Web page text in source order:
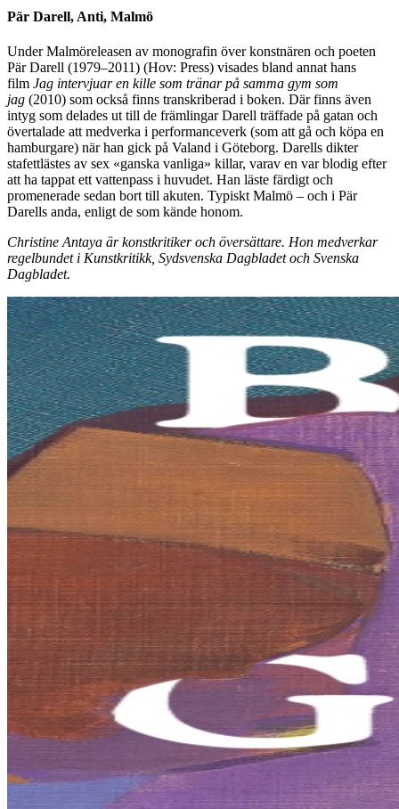
Pär Darell, Anti, Malmö
Under Malmöreleasen av monografin över konstnären och poeten
Pär Darell (1979–2011) (Hov: Press) visades bland annat hans
film Jag intervjuar en kille som tränar på samma gym som
jag (2010) som också finns transkriberad i boken. Där finns även
intyg som delades ut till de främlingar Darell träffade på gatan och
övertalade att medverka i performanceverk (som att gå och köpa en
hamburgare) när han gick på Valand i Göteborg. Darells dikter
stafettlästes av sex «ganska vanliga» killar, varav en var blodig efter
att ha tappat ett vattenpass i huvudet. Han läste färdigt och
promenerade sedan bort till akuten. Typiskt Malmö – och i Pär
Darells anda, enligt de som kände honom.
Christine Antaya är konstkritiker och översättare. Hon medverkar
regelbundet i Kunstkritikk, Sydsvenska Dagbladet och Svenska
Dagbladet.